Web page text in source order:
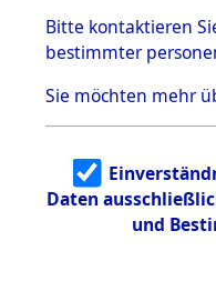
5.3.1 Alliierte
Erhebungen
zu
Todesmärsch
en
5.3.2
Identifizierun
g
5.3.3
Todesmärsch
Bitte kontaktieren
bestimmter
Sie möchten mehr
Daten
und